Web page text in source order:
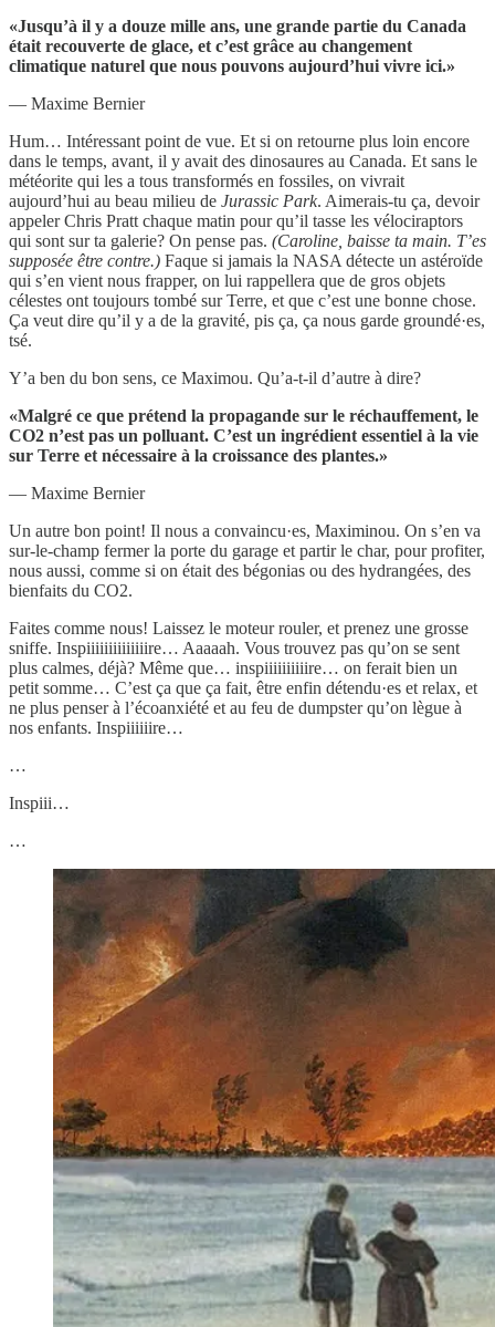
«Jusqu’à il y a douze mille ans, une grande partie du Canada
était recouverte de glace, et c’est grâce au changement
climatique naturel que nous pouvons aujourd’hui vivre ici.»
— Maxime Bernier
Hum… Intéressant point de vue. Et si on retourne plus loin encore
dans le temps, avant, il y avait des dinosaures au Canada. Et sans le
météorite qui les a tous transformés en fossiles, on vivrait
aujourd’hui au beau milieu de Jurassic Park. Aimerais-tu ça, devoir
appeler Chris Pratt chaque matin pour qu’il tasse les vélociraptors
qui sont sur ta galerie? On pense pas. (Caroline, baisse ta main. T’es
supposée être contre.) Faque si jamais la NASA détecte un astéroïde
qui s’en vient nous frapper, on lui rappellera que de gros objets
célestes ont toujours tombé sur Terre, et que c’est une bonne chose.
Ça veut dire qu’il y a de la gravité, pis ça, ça nous garde groundé·es,
tsé.
Y’a ben du bon sens, ce Maximou. Qu’a-t-il d’autre à dire?
«Malgré ce que prétend la propagande sur le réchauffement, le
CO2 n’est pas un polluant. C’est un ingrédient essentiel à la vie
sur Terre et nécessaire à la croissance des plantes.»
— Maxime Bernier
Un autre bon point! Il nous a convaincu·es, Maximinou. On s’en va
sur-le-champ fermer la porte du garage et partir le char, pour profiter,
nous aussi, comme si on était des bégonias ou des hydrangées, des
bienfaits du CO2.
Faites comme nous! Laissez le moteur rouler, et prenez une grosse
sniffe. Inspiiiiiiiiiiiiiire… Aaaaah. Vous trouvez pas qu’on se sent
plus calmes, déjà? Même que… inspiiiiiiiiiire… on ferait bien un
petit somme… C’est ça que ça fait, être enfin détendu·es et relax, et
ne plus penser à l’écoanxiété et au feu de dumpster qu’on lègue à
nos enfants. Inspiiiiiire…
…
Inspiii…
…